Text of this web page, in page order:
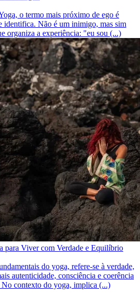
o termo mais próximo de ego é
Não é um inimigo, mas sim
organiza a experiência: "eu sou (...)
para Viver com Verdade e Equilíbrio
do yoga, refere-se à verdade,
autenticidade, consciência e coerência
contexto do yoga, implica (...)